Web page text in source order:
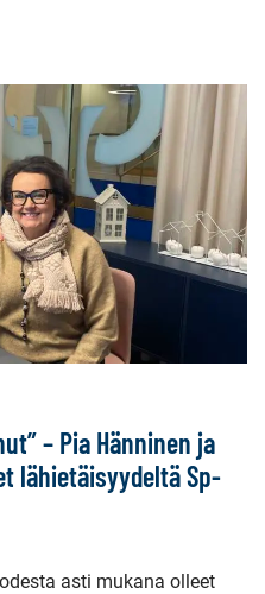
– Pia Hänninen ja
lähietäisyydeltä Sp-
asti mukana olleet